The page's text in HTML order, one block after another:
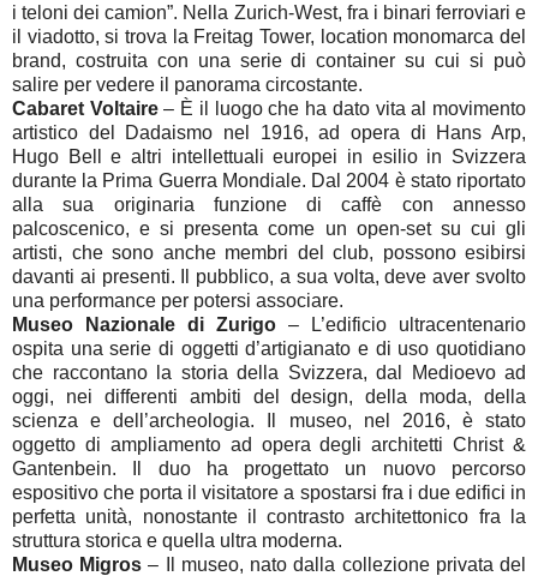
i teloni dei camion”. Nella Zurich-West, fra i binari ferroviari e
il viadotto, si trova la Freitag Tower, location monomarca del
brand, costruita con una serie di container su cui si può
salire per vedere il panorama circostante.
Cabaret Voltaire– È il luogo che ha dato vita al movimento
artistico del Dadaismo nel 1916, ad opera di Hans Arp,
Hugo Bell e altri intellettuali europei in esilio in Svizzera
durante la Prima Guerra Mondiale. Dal 2004 è stato riportato
alla sua originaria funzione di caffè con annesso
palcoscenico, e si presenta come un open-set su cui gli
artisti, che sono anche membri del club, possono esibirsi
davanti ai presenti. Il pubblico, a sua volta, deve aver svolto
una performance per potersi associare.
Museo Nazionale di Zurigo – L’edificio ultracentenario
ospita una serie di oggetti d’artigianato e di uso quotidiano
che raccontano la storia della Svizzera, dal Medioevo ad
oggi, nei differenti ambiti del design, della moda, della
scienza e dell’archeologia. Il museo, nel 2016, è stato
oggetto di ampliamento ad opera degli architetti Christ &
Gantenbein. Il duo ha progettato un nuovo percorso
espositivo che porta il visitatore a spostarsi fra i due edifici in
perfetta unità, nonostante il contrasto architettonico fra la
struttura storica e quella ultra moderna.
Museo Migros – Il museo, nato dalla collezione privata del